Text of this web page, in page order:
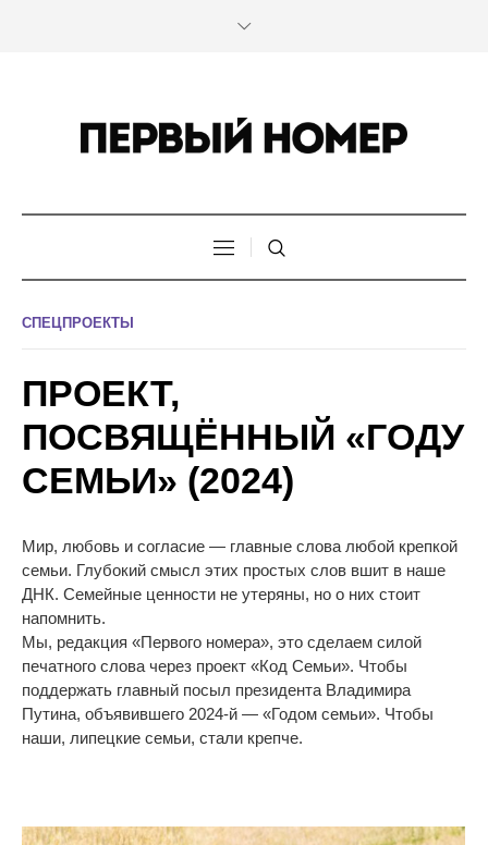
СПЕЦПРОЕКТЫ
ПРОЕКТ,
ПОСВЯЩЁННЫЙ «ГОДУ
СЕМЬИ» (2024)
Мир, любовь и согласие — главные слова любой крепкой
семьи. Глубокий смысл этих простых слов вшит в наше
ДНК. Семейные ценности не утеряны, но о них стоит
напомнить.
Мы, редакция «Первого номера», это сделаем силой
печатного слова через проект «Код Семьи». Чтобы
поддержать главный посыл президента Владимира
Путина, объявившего 2024-й — «Годом семьи». Чтобы
наши, липецкие семьи, стали крепче.